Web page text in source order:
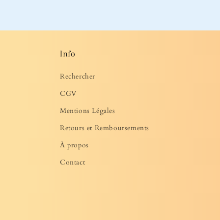
Info
Rechercher
CGV
Mentions Légales
Retours et Remboursements
À propos
Contact